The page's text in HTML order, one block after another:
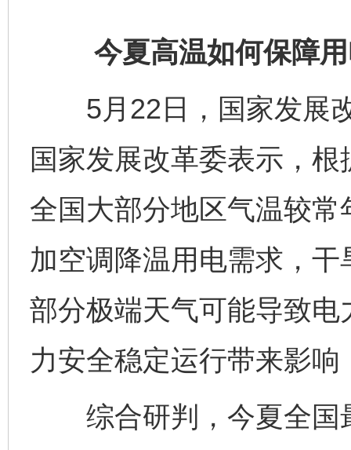
今夏高温如何保障用
5月22日，国家发展改
国家发展改革委表示，
全国大部分地区气温较
加空调降温用电需求，
部分极端天气可能导致
力安全稳定运行带来影
综合研判，今夏全国